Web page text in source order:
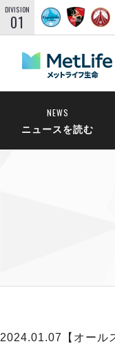
DIVISION
01
NEWS
ニュースを読む
2024.01.07
【オール